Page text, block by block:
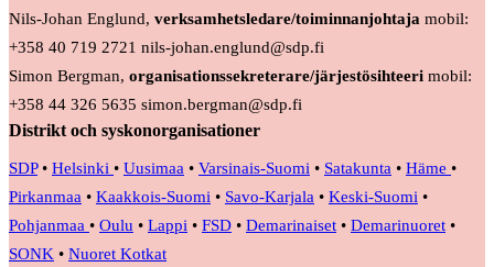
Nils-Johan Englund, verksamhetsledare/toiminnanjohtaja mobil:
+358 40 719 2721 nils-johan.englund@sdp.fi
Simon Bergman, organisationssekreterare/järjestösihteeri mobil:
+358 44 326 5635 simon.bergman@sdp.fi
Distrikt och syskonorganisationer
SDP• Helsinki • Uusimaa • Varsinais-Suomi • Satakunta • Häme •
Pirkanmaa • Kaakkois-Suomi • Savo-Karjala • Keski-Suomi •
Pohjanmaa • Oulu • Lappi • FSD • Demarinaiset • Demarinuoret •
SONK • Nuoret Kotkat